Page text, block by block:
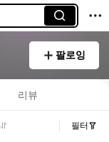
팔로잉
리뷰
필터